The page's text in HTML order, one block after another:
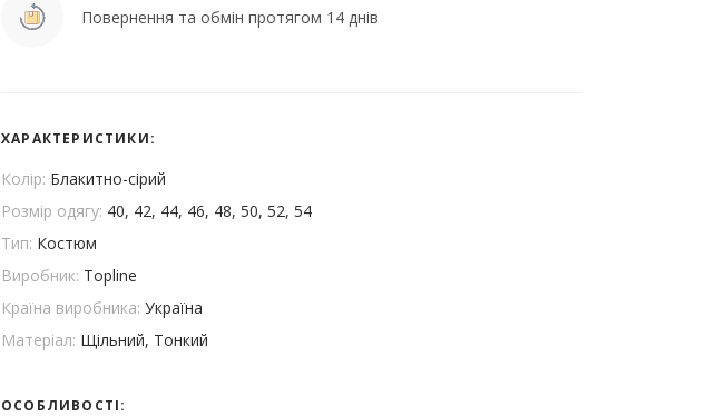
Повернення та обмін протягом 14 днів
ХАРАКТЕРИСТИКИ:
Колір: Блакитно-сірий
Розмір одягу: 40, 42, 44, 46, 48, 50, 52, 54
Тип: Костюм
Виробник: Topline
Країна виробника: Україна
Матеріал: Щільний, Тонкий
ОСОБЛИВОСТІ: